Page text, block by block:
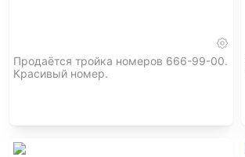
Продаётся тройка номеров 666-99-00.
Красивый номер.